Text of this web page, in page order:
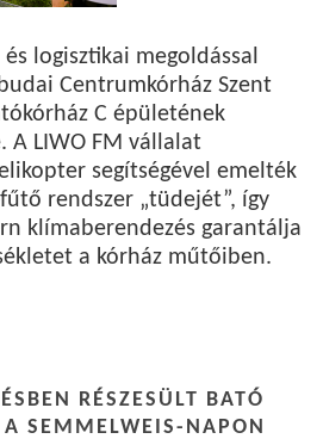
logisztikai megoldással
Centrumkórház Szent
C épületének
A LIWO FM vállalat
segítségével emelték
rendszer „tüdejét”, így
klímaberendezés garantálja
a kórház műtőiben.
RÉSZESÜLT BATÓ
A SEMMELWEIS-NAPON